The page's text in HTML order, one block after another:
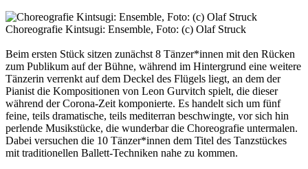
Choreografie Kintsugi: Ensemble, Foto: (c) Olaf Struck
Beim ersten Stück sitzen zunächst 8 Tänzer*innen mit den Rücken
zum Publikum auf der Bühne, während im Hintergrund eine weitere
Tänzerin verrenkt auf dem Deckel des Flügels liegt, an dem der
Pianist die Kompositionen von Leon Gurvitch spielt, die dieser
während der Corona-Zeit komponierte. Es handelt sich um fünf
feine, teils dramatische, teils mediterran beschwingte, vor sich hin
perlende Musikstücke, die wunderbar die Choreografie untermalen.
Dabei versuchen die 10 Tänzer*innen dem Titel des Tanzstückes
mit traditionellen Ballett-Techniken nahe zu kommen.